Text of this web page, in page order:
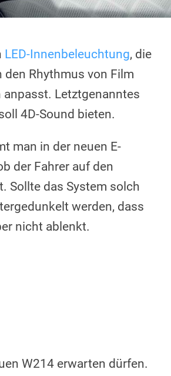
LED-Innenbeleuchtung, die
Rhythmus von Film
anpasst. Letztgenanntes
4D-Sound bieten.
man in der neuen E-
der Fahrer auf den
Sollte das System solch
werden, dass
nicht ablenkt.
W214 erwarten dürfen.